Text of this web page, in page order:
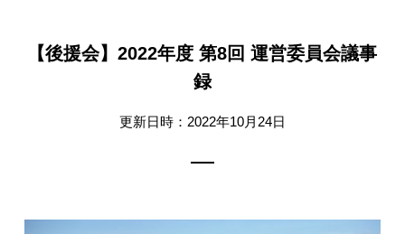
学校生活
【後援会】2022年度 第8回 運営委員会議事
録
更新日時：2022年10月24日